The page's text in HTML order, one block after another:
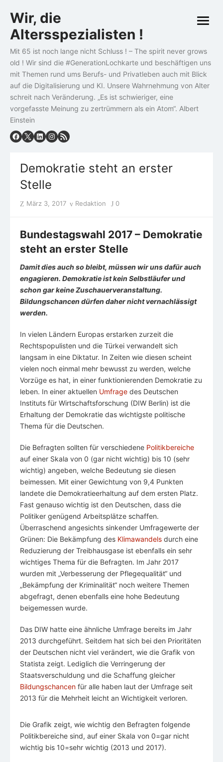
to
content
Wir, die
Altersspezialisten !
Mit 65 ist noch lange nicht Schluss ! – The spirit never grows
old ! Wir sind die #GenerationLochkarte und beschäftigen uns
mit Themen rund ums Berufs- und Privatleben auch mit Blick
auf die Digitalisierung und KI. Unsere Wahrnehmung von Alter
schreit nach Veränderung. „Es ist schwieriger, eine
vorgefasste Meinung zu zertrümmern als ein Atom“. Albert
Einstein
open
Demokratie steht an erster
Stelle
Posted
März 3, 2017 Author
Redaktion 0
Bundestagswahl 2017 – Demokratie
steht an erster Stelle
Damit dies auch so bleibt, müssen wir uns dafür auch
engagieren. Demokratie ist kein Selbstläufer und
schon gar keine Zuschauerveranstaltung.
Bildungschancen dürfen daher nicht vernachlässigt
werden.
In vielen Ländern Europas erstarken zurzeit die
Rechtspopulisten und die Türkei verwandelt sich
langsam in eine Diktatur. In Zeiten wie diesen scheint
vielen noch einmal mehr bewusst zu werden, welche
Vorzüge es hat, in einer funktionierenden Demokratie zu
leben. In einer aktuellen Umfrage des Deutschen
Instituts für Wirtschaftsforschung (DIW Berlin) ist die
Erhaltung der Demokratie das wichtigste politische
Thema für die Deutschen.
Die Befragten sollten für verschiedene Politikbereiche
auf einer Skala von 0 (gar nicht wichtig) bis 10 (sehr
wichtig) angeben, welche Bedeutung sie diesen
beimessen. Mit einer Gewichtung von 9,4 Punkten
landete die Demokratieerhaltung auf dem ersten Platz.
Fast genauso wichtig ist den Deutschen, dass die
Politiker genügend Arbeitsplätze schaffen.
Überraschend angesichts sinkender Umfragewerte der
Grünen: Die Bekämpfung des Klimawandels durch eine
Reduzierung der Treibhausgase ist ebenfalls ein sehr
wichtiges Thema für die Befragten. Im Jahr 2017
wurden mit „Verbesserung der Pflegequalität“ und
„Bekämpfung der Kriminalität“ noch weitere Themen
abgefragt, denen ebenfalls eine hohe Bedeutung
beigemessen wurde.
Das DIW hatte eine ähnliche Umfrage bereits im Jahr
2013 durchgeführt. Seitdem hat sich bei den Prioritäten
der Deutschen nicht viel verändert, wie die Grafik von
Statista zeigt. Lediglich die Verringerung der
Staatsverschuldung und die Schaffung gleicher
Bildungschancen für alle haben laut der Umfrage seit
2013 für die Mehrheit leicht an Wichtigkeit verloren.
Die Grafik zeigt, wie wichtig den Befragten folgende
Politikbereiche sind, auf einer Skala von 0=gar nicht
wichtig bis 10=sehr wichtig (2013 und 2017).